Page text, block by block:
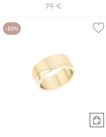
79 €
-10%